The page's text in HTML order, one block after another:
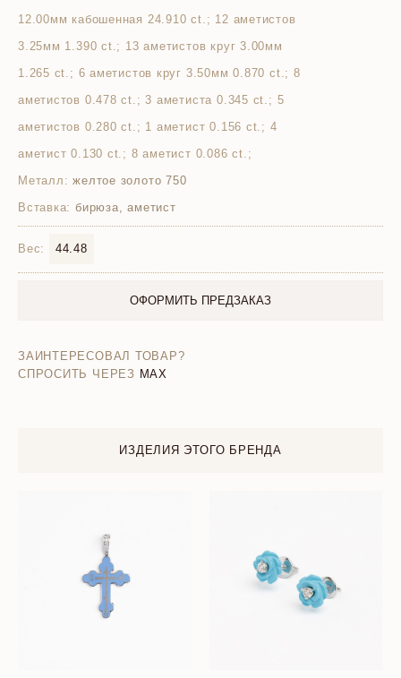
12.00мм кабошенная 24.910 ct.; 12 аметистов
3.25мм 1.390 ct.; 13 аметистов круг 3.00мм
1.265 ct.; 6 аметистов круг 3.50мм 0.870 ct.; 8
аметистов 0.478 ct.; 3 аметиста 0.345 ct.; 5
аметистов 0.280 ct.; 1 аметист 0.156 ct.; 4
аметист 0.130 ct.; 8 аметист 0.086 ct.;
Металл: желтое золото 750
Вставка: бирюза, аметист
Вес: 44.48
ОФОРМИТЬ ПРЕДЗАКАЗ
ЗАИНТЕРЕСОВАЛ ТОВАР?
СПРОСИТЬ ЧЕРЕЗ MAX
ИЗДЕЛИЯ ЭТОГО БРЕНДА